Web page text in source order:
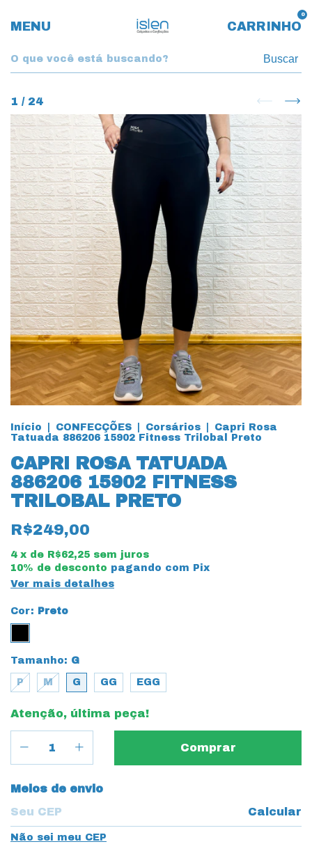
MENU CARRINHO
0
Buscar
1 / 24
Início CONFECÇÕES Corsários
Capri Rosa
Tatuada 886206 15902 Fitness Trilobal Preto
CAPRI ROSA TATUADA
886206 15902 FITNESS
TRILOBAL PRETO
R$249,00
4 x de R$62,25 sem juros
10% de desconto pagando com Pix
Ver mais detalhes
Cor: Preto
Tamanho: G
P M G GG EGG
Atenção, última peça!
Entregas para o CEP:
Meios de envio
Calcular
Não sei meu CEP